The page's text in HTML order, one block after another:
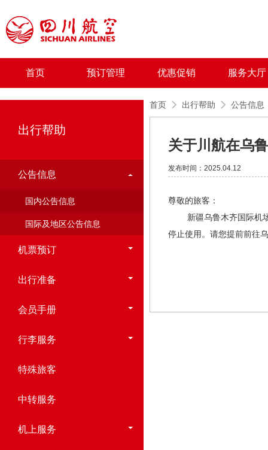
首页 预订管理 优惠促销 服务大厅
出行帮助
公告信息
国内公告信息
国际及地区公告信息
机票预订
出行准备
会员手册
行李服务
特殊旅客
中转服务
机上服务
首页 出行帮助 公告信息
关于川航在乌
发布时间：2025.04.12
尊敬的旅客：
新疆乌鲁木齐国际机场
停止使用。请您提前前往